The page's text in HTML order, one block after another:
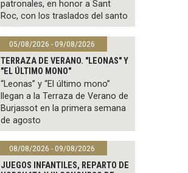
patronales, en honor a Sant
Roc, con los traslados del santo
05/08/2026 - 09/08/2026
TERRAZA DE VERANO. "LEONAS" Y
"EL ÚLTIMO MONO"
“Leonas” y “El último mono”
llegan a la Terraza de Verano de
Burjassot en la primera semana
de agosto
08/08/2026 - 09/08/2026
JUEGOS INFANTILES, REPARTO DE